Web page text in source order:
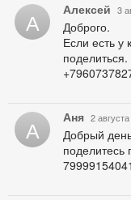
А Алексей 3
Доброго.
Если есть у
поделиться.
А Аня 2
Добрый
поделитесь
79999154041